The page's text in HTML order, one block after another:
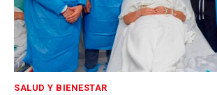
SALUD Y BIENESTAR